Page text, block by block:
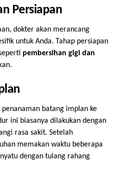
Persiapan
dokter akan merancang
untuk Anda. Tahap persiapan
pembersihan gigi dan
batang implan ke
ini biasanya dilakukan dengan
rasa sakit. Setelah
memakan waktu beberapa
dengan tulang rahang